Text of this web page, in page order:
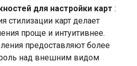
для настройки карт :
стилизации карт делает
проще и интуитивнее.
предоставляют более
над внешним видом